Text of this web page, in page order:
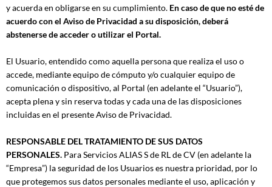
y acuerda en obligarse en su cumplimiento. En caso de que no esté de
acuerdo con el Aviso de Privacidad a su disposición, deberá
abstenerse de acceder o utilizar el Portal.
El Usuario, entendido como aquella persona que realiza el uso o
accede, mediante equipo de cómputo y/o cualquier equipo de
comunicación o dispositivo, al Portal (en adelante el “Usuario”),
acepta plena y sin reserva todas y cada una de las disposiciones
incluidas en el presente Aviso de Privacidad.
RESPONSABLE DEL TRATAMIENTO DE SUS DATOS
PERSONALES. Para Servicios ALIAS S de RL de CV (en adelante la
“Empresa”) la seguridad de los Usuarios es nuestra prioridad, por lo
que protegemos sus datos personales mediante el uso, aplicación y